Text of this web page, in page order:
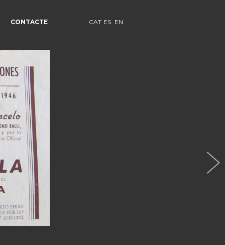
CONTACTE CAT ES EN